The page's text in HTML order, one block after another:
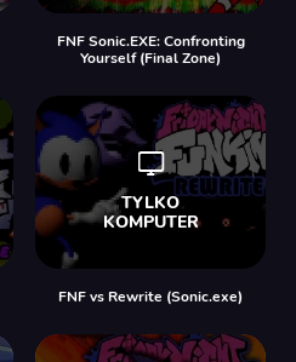
FNF Sonic.EXE: Confronting
Yourself (Final Zone)
FNF vs Rewrite (Sonic.exe)